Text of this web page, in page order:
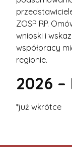
ZOSP RP.
wnioski i
współpracy
regionie.
2026 –
*już wkrótce